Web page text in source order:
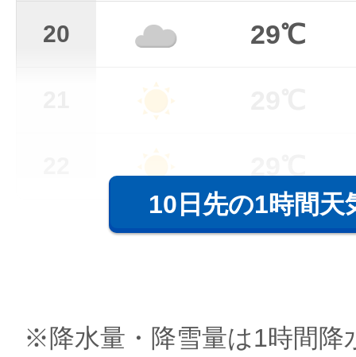
20 29℃
10日先の1時間天
※降水量・降雪量は1時間降